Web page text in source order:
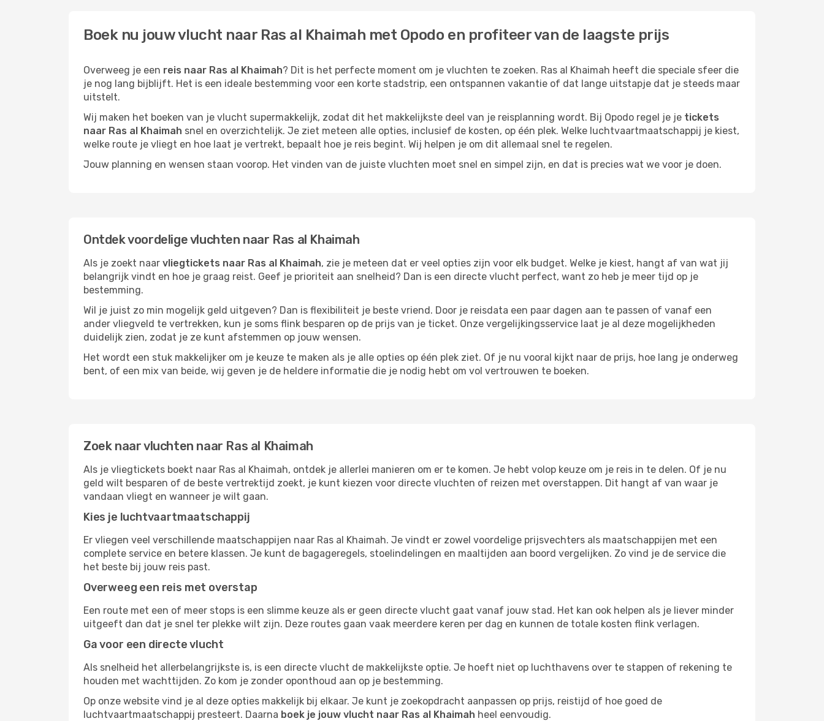
Boek nu jouw vlucht naar Ras al Khaimah met Opodo en profiteer van de laagste prijs
Overweeg je een reis naar Ras al Khaimah? Dit is het perfecte moment om je vluchten te zoeken. Ras al Khaimah heeft die speciale sfeer die
je nog lang bijblijft. Het is een ideale bestemming voor een korte stadstrip, een ontspannen vakantie of dat lange uitstapje dat je steeds maar
uitstelt.
Wij maken het boeken van je vlucht supermakkelijk, zodat dit het makkelijkste deel van je reisplanning wordt. Bij Opodo regel je je tickets
naar Ras al Khaimah snel en overzichtelijk. Je ziet meteen alle opties, inclusief de kosten, op één plek. Welke luchtvaartmaatschappij je kiest,
welke route je vliegt en hoe laat je vertrekt, bepaalt hoe je reis begint. Wij helpen je om dit allemaal snel te regelen.
Jouw planning en wensen staan voorop. Het vinden van de juiste vluchten moet snel en simpel zijn, en dat is precies wat we voor je doen.
Ontdek voordelige vluchten naar Ras al Khaimah
Als je zoekt naar vliegtickets naar Ras al Khaimah, zie je meteen dat er veel opties zijn voor elk budget. Welke je kiest, hangt af van wat jij
belangrijk vindt en hoe je graag reist. Geef je prioriteit aan snelheid? Dan is een directe vlucht perfect, want zo heb je meer tijd op je
bestemming.
Wil je juist zo min mogelijk geld uitgeven? Dan is flexibiliteit je beste vriend. Door je reisdata een paar dagen aan te passen of vanaf een
ander vliegveld te vertrekken, kun je soms flink besparen op de prijs van je ticket. Onze vergelijkingsservice laat je al deze mogelijkheden
duidelijk zien, zodat je ze kunt afstemmen op jouw wensen.
Het wordt een stuk makkelijker om je keuze te maken als je alle opties op één plek ziet. Of je nu vooral kijkt naar de prijs, hoe lang je onderweg
bent, of een mix van beide, wij geven je de heldere informatie die je nodig hebt om vol vertrouwen te boeken.
Zoek naar vluchten naar Ras al Khaimah
Als je vliegtickets boekt naar Ras al Khaimah, ontdek je allerlei manieren om er te komen. Je hebt volop keuze om je reis in te delen. Of je nu
geld wilt besparen of de beste vertrektijd zoekt, je kunt kiezen voor directe vluchten of reizen met overstappen. Dit hangt af van waar je
vandaan vliegt en wanneer je wilt gaan.
Kies je luchtvaartmaatschappij
Er vliegen veel verschillende maatschappijen naar Ras al Khaimah. Je vindt er zowel voordelige prijsvechters als maatschappijen met een
complete service en betere klassen. Je kunt de bagageregels, stoelindelingen en maaltijden aan boord vergelijken. Zo vind je de service die
het beste bij jouw reis past.
Overweeg een reis met overstap
Een route met een of meer stops is een slimme keuze als er geen directe vlucht gaat vanaf jouw stad. Het kan ook helpen als je liever minder
uitgeeft dan dat je snel ter plekke wilt zijn. Deze routes gaan vaak meerdere keren per dag en kunnen de totale kosten flink verlagen.
Ga voor een directe vlucht
Als snelheid het allerbelangrijkste is, is een directe vlucht de makkelijkste optie. Je hoeft niet op luchthavens over te stappen of rekening te
houden met wachttijden. Zo kom je zonder oponthoud aan op je bestemming.
Op onze website vind je al deze opties makkelijk bij elkaar. Je kunt je zoekopdracht aanpassen op prijs, reistijd of hoe goed de
luchtvaartmaatschappij presteert. Daarna boek je jouw vlucht naar Ras al Khaimah heel eenvoudig.